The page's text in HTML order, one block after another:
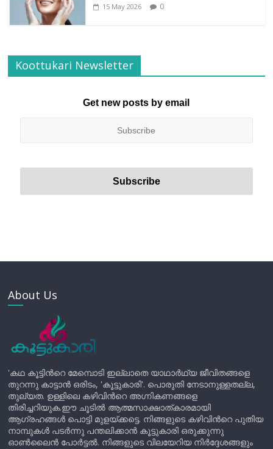
15 May 2026 0
Koottukari Newsletter
Get new posts by email
About Us
'കഥ കൂട്ടിന്‍റെ മേമ്പൊടി ഇല്ലാതെ യാഥാർഥ്യ ജീവിതങ്ങളെ
തുറന്നു കാട്ടാൻ ഒരിടം, 'കൂട്ടുകാരി'. പൊരുതി നേടാനുള്ളതല്ല,
തുല്യത. ഉള്ളിലെ കഴിവിന്‍റെ അഗ്നികണങ്ങളെ
തിരിച്ചറിയുക.ഈ ചൂടിൽ ആത്മസാക്ഷാത്കാരമായി
ആഗ്രഹങ്ങൾ പൊട്ടി മുളയ്ക്കട്ടെ. നിങ്ങളുടെ കഴിവിന്‍റെ പുതിയ
നാമ്പുകൾ പടർന്നു പന്തലിക്കാൻ കൂട്ടുകാരി ഒരുക്കുന്നു
ഓൺലൈൻ പോർട്ടൽ. നിങ്ങളുടെ വിലയേറിയ നിർദ്ദേശങ്ങളും